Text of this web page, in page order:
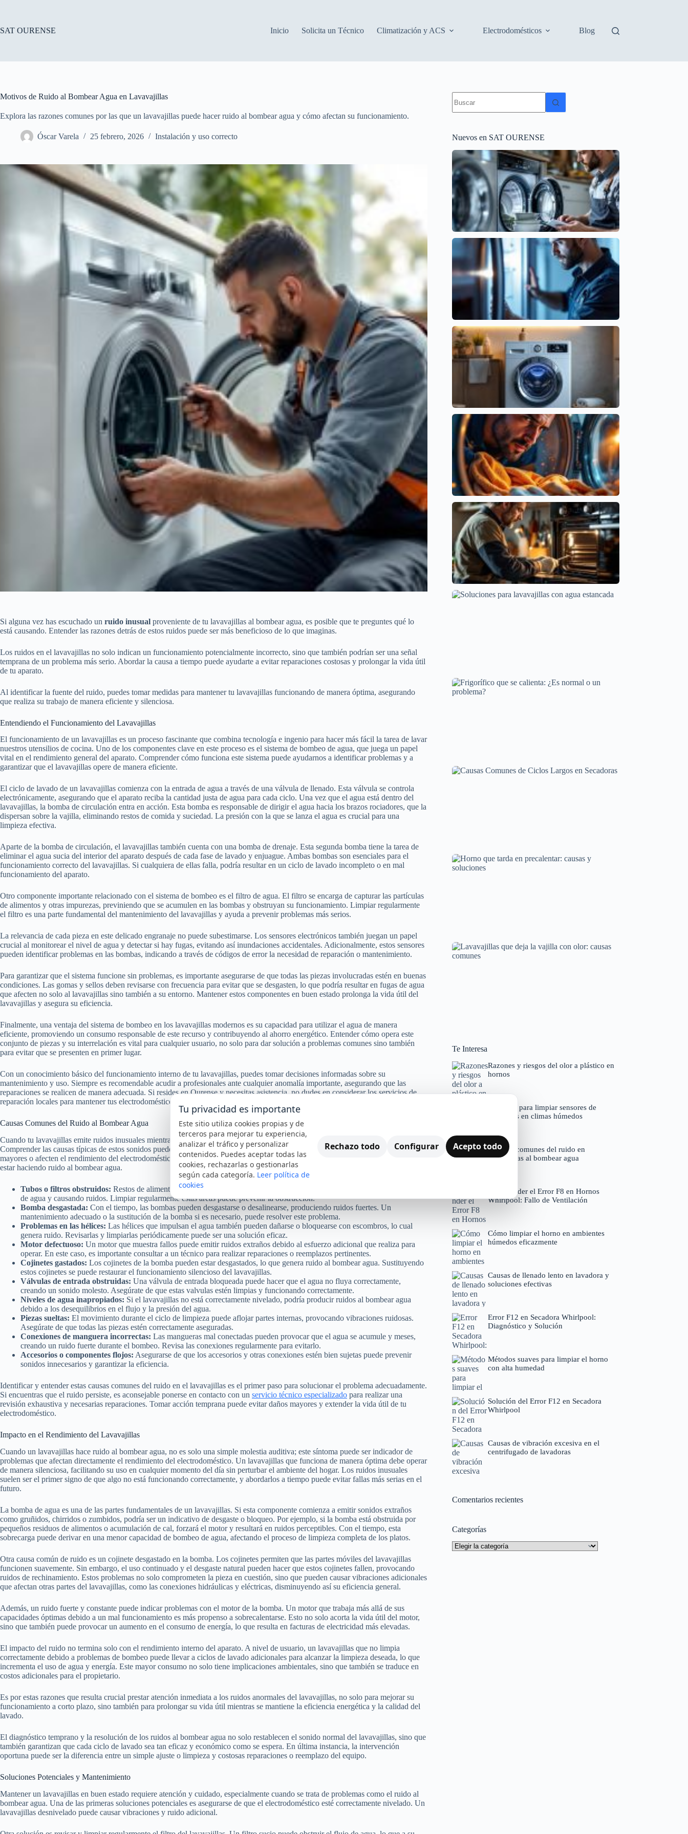
SAT OURENSE
Inicio Solicita un Técnico Climatización y ACS Electrodomésticos Blog
Motivos de Ruido al Bombear Agua en Lavavajillas
Explora las razones comunes por las que un lavavajillas puede hacer ruido al bombear agua y cómo afectan su funcionamiento.
Óscar Varela 25 febrero, 2026 Instalación y uso correcto
Si alguna vez has escuchado un ruido inusual proveniente de tu lavavajillas al bombear agua, es posible que te preguntes qué lo
está causando. Entender las razones detrás de estos ruidos puede ser más beneficioso de lo que imaginas.
Los ruidos en el lavavajillas no solo indican un funcionamiento potencialmente incorrecto, sino que también podrían ser una señal
temprana de un problema más serio. Abordar la causa a tiempo puede ayudarte a evitar reparaciones costosas y prolongar la vida útil
de tu aparato.
Al identificar la fuente del ruido, puedes tomar medidas para mantener tu lavavajillas funcionando de manera óptima, asegurando
que realiza su trabajo de manera eficiente y silenciosa.
Entendiendo el Funcionamiento del Lavavajillas
El funcionamiento de un lavavajillas es un proceso fascinante que combina tecnología e ingenio para hacer más fácil la tarea de lavar
nuestros utensilios de cocina. Uno de los componentes clave en este proceso es el sistema de bombeo de agua, que juega un papel
vital en el rendimiento general del aparato. Comprender cómo funciona este sistema puede ayudarnos a identificar problemas y a
garantizar que el lavavajillas opere de manera eficiente.
El ciclo de lavado de un lavavajillas comienza con la entrada de agua a través de una válvula de llenado. Esta válvula se controla
electrónicamente, asegurando que el aparato reciba la cantidad justa de agua para cada ciclo. Una vez que el agua está dentro del
lavavajillas, la bomba de circulación entra en acción. Esta bomba es responsable de dirigir el agua hacia los brazos rociadores, que la
dispersan sobre la vajilla, eliminando restos de comida y suciedad. La presión con la que se lanza el agua es crucial para una
limpieza efectiva.
Aparte de la bomba de circulación, el lavavajillas también cuenta con una bomba de drenaje. Esta segunda bomba tiene la tarea de
eliminar el agua sucia del interior del aparato después de cada fase de lavado y enjuague. Ambas bombas son esenciales para el
funcionamiento correcto del lavavajillas. Si cualquiera de ellas falla, podría resultar en un ciclo de lavado incompleto o en mal
funcionamiento del aparato.
Otro componente importante relacionado con el sistema de bombeo es el filtro de agua. El filtro se encarga de capturar las partículas
de alimentos y otras impurezas, previniendo que se acumulen en las bombas y obstruyan su funcionamiento. Limpiar regularmente
el filtro es una parte fundamental del mantenimiento del lavavajillas y ayuda a prevenir problemas más serios.
La relevancia de cada pieza en este delicado engranaje no puede subestimarse. Los sensores electrónicos también juegan un papel
crucial al monitorear el nivel de agua y detectar si hay fugas, evitando así inundaciones accidentales. Adicionalmente, estos sensores
pueden identificar problemas en las bombas, indicando a través de códigos de error la necesidad de reparación o mantenimiento.
Para garantizar que el sistema funcione sin problemas, es importante asegurarse de que todas las piezas involucradas estén en buenas
condiciones. Las gomas y sellos deben revisarse con frecuencia para evitar que se desgasten, lo que podría resultar en fugas de agua
que afecten no solo al lavavajillas sino también a su entorno. Mantener estos componentes en buen estado prolonga la vida útil del
lavavajillas y asegura su eficiencia.
Finalmente, una ventaja del sistema de bombeo en los lavavajillas modernos es su capacidad para utilizar el agua de manera
eficiente, promoviendo un consumo responsable de este recurso y contribuyendo al ahorro energético. Entender cómo opera este
conjunto de piezas y su interrelación es vital para cualquier usuario, no solo para dar solución a problemas comunes sino también
para evitar que se presenten en primer lugar.
Con un conocimiento básico del funcionamiento interno de tu lavavajillas, puedes tomar decisiones informadas sobre su
mantenimiento y uso. Siempre es recomendable acudir a profesionales ante cualquier anomalía importante, asegurando que las
reparaciones se realicen de manera adecuada. Si resides en Ourense y necesitas asistencia, no dudes en considerar los servicios de
reparación locales para mantener tus electrodomésticos en óptimas condiciones.
Causas Comunes del Ruido al Bombear Agua
Cuando tu lavavajillas emite ruidos inusuales mientras bombea agua, esto puede señalar diversos problemas subyacentes.
Comprender las causas típicas de estos sonidos puede ayudarte a identificar y solucionar problemas antes de que causen daños
mayores o afecten el rendimiento del electrodoméstico. Aquí exploramos las razones más comunes por las que tu lavavajillas podría
estar haciendo ruido al bombear agua.
Tubos o filtros obstruidos: Restos de alimentos y sedimentos pueden acumularse en los tubos y filtros, bloqueando el flujo
de agua y causando ruidos. Limpiar regularmente estas áreas puede prevenir la obstrucción.
Bomba desgastada: Con el tiempo, las bombas pueden desgastarse o desalinearse, produciendo ruidos fuertes. Un
mantenimiento adecuado o la sustitución de la bomba si es necesario, puede resolver este problema.
Problemas en las hélices: Las hélices que impulsan el agua también pueden dañarse o bloquearse con escombros, lo cual
genera ruido. Revisarlas y limpiarlas periódicamente puede ser una solución eficaz.
Motor defectuoso: Un motor que muestra fallos puede emitir ruidos extraños debido al esfuerzo adicional que realiza para
operar. En este caso, es importante consultar a un técnico para realizar reparaciones o reemplazos pertinentes.
Cojinetes gastados: Los cojinetes de la bomba pueden estar desgastados, lo que genera ruido al bombear agua. Sustituyendo
estos cojinetes se puede restaurar el funcionamiento silencioso del lavavajillas.
Válvulas de entrada obstruidas: Una válvula de entrada bloqueada puede hacer que el agua no fluya correctamente,
creando un sonido molesto. Asegúrate de que estas valvulas estén limpias y funcionando correctamente.
Niveles de agua inapropiados: Si el lavavajillas no está correctamente nivelado, podría producir ruidos al bombear agua
debido a los desequilibrios en el flujo y la presión del agua.
Piezas sueltas: El movimiento durante el ciclo de limpieza puede aflojar partes internas, provocando vibraciones ruidosas.
Asegúrate de que todas las piezas estén correctamente aseguradas.
Conexiones de manguera incorrectas: Las mangueras mal conectadas pueden provocar que el agua se acumule y meses,
creando un ruido fuerte durante el bombeo. Revisa las conexiones regularmente para evitarlo.
Accesorios o componentes flojos: Asegurarse de que los accesorios y otras conexiones estén bien sujetas puede prevenir
sonidos innecesarios y garantizar la eficiencia.
Identificar y entender estas causas comunes del ruido en el lavavajillas es el primer paso para solucionar el problema adecuadamente.
Si encuentras que el ruido persiste, es aconsejable ponerse en contacto con un servicio técnico especializado para realizar una
revisión exhaustiva y necesarias reparaciones. Tomar acción temprana puede evitar daños mayores y extender la vida útil de tu
electrodoméstico.
Impacto en el Rendimiento del Lavavajillas
Cuando un lavavajillas hace ruido al bombear agua, no es solo una simple molestia auditiva; este síntoma puede ser indicador de
problemas que afectan directamente el rendimiento del electrodoméstico. Un lavavajillas que funciona de manera óptima debe operar
de manera silenciosa, facilitando su uso en cualquier momento del día sin perturbar el ambiente del hogar. Los ruidos inusuales
suelen ser el primer signo de que algo no está funcionando correctamente, y abordarlos a tiempo puede evitar fallas más serias en el
futuro.
La bomba de agua es una de las partes fundamentales de un lavavajillas. Si esta componente comienza a emitir sonidos extraños
como gruñidos, chirridos o zumbidos, podría ser un indicativo de desgaste o bloqueo. Por ejemplo, si la bomba está obstruida por
pequeños residuos de alimentos o acumulación de cal, forzará el motor y resultará en ruidos perceptibles. Con el tiempo, esta
sobrecarga puede derivar en una menor capacidad de bombeo de agua, afectando el proceso de limpieza completa de los platos.
Otra causa común de ruido es un cojinete desgastado en la bomba. Los cojinetes permiten que las partes móviles del lavavajillas
funcionen suavemente. Sin embargo, el uso continuado y el desgaste natural pueden hacer que estos cojinetes fallen, provocando
ruidos de rechinamiento. Estos problemas no solo comprometen la pieza en cuestión, sino que pueden causar vibraciones adicionales
que afectan otras partes del lavavajillas, como las conexiones hidráulicas y eléctricas, disminuyendo así su eficiencia general.
Además, un ruido fuerte y constante puede indicar problemas con el motor de la bomba. Un motor que trabaja más allá de sus
capacidades óptimas debido a un mal funcionamiento es más propenso a sobrecalentarse. Esto no solo acorta la vida útil del motor,
sino que también puede provocar un aumento en el consumo de energía, lo que resulta en facturas de electricidad más elevadas.
El impacto del ruido no termina solo con el rendimiento interno del aparato. A nivel de usuario, un lavavajillas que no limpia
correctamente debido a problemas de bombeo puede llevar a ciclos de lavado adicionales para alcanzar la limpieza deseada, lo que
incrementa el uso de agua y energía. Este mayor consumo no solo tiene implicaciones ambientales, sino que también se traduce en
costos adicionales para el propietario.
Es por estas razones que resulta crucial prestar atención inmediata a los ruidos anormales del lavavajillas, no solo para mejorar su
funcionamiento a corto plazo, sino también para prolongar su vida útil mientras se mantiene la eficiencia energética y la calidad del
lavado.
El diagnóstico temprano y la resolución de los ruidos al bombear agua no solo restablecen el sonido normal del lavavajillas, sino que
también garantizan que cada ciclo de lavado sea tan eficaz y económico como se espera. En última instancia, la intervención
oportuna puede ser la diferencia entre un simple ajuste o limpieza y costosas reparaciones o reemplazo del equipo.
Soluciones Potenciales y Mantenimiento
Mantener un lavavajillas en buen estado requiere atención y cuidado, especialmente cuando se trata de problemas como el ruido al
bombear agua. Una de las primeras soluciones potenciales es asegurarse de que el electrodoméstico esté correctamente nivelado. Un
lavavajillas desnivelado puede causar vibraciones y ruido adicional.
resultados
Nuevos en SAT OURENSE
Causas del Lavavajillas que Tarda Demasiado en
Terminar
Cointra
Comprender el error EC en frigorífico LG y sus
síntomas
Códigos de error por marcas
Lavadora que marca tiempos incorrectos: fallos
comunes
Averías frecuentes en electrodomésticos
Problemas de Temperatura en Secadoras: Causas
y Soluciones
Averías frecuentes en electrodomésticos
Por Qué Tu Horno Se Apaga a Mitad de Cocción
Soluciones para lavavajillas con agua estancada
Mantenimiento y cuidado
Frigorífico que se calienta: ¿Es normal o un
Causas Comunes de Ciclos Largos en Secadoras
Averías frecuentes en electrodomésticos
Horno que tarda en precalentar: causas y
soluciones
Códigos de error por marcas
Te Interesa
Razones y riesgos del olor a plástico en
hornos
Consejos para limpiar sensores de
secadoras en climas húmedos
Motivos comunes del ruido en
lavavajillas al bombear agua
Comprender el Error F8 en Hornos
Whirlpool: Fallo de Ventilación
Cómo limpiar el horno en ambientes
húmedos eficazmente
Causas de llenado lento en lavadora y
soluciones efectivas
Error F12 en Secadora Whirlpool:
Diagnóstico y Solución
Métodos suaves para limpiar el horno
con alta humedad
Solución del Error F12 en Secadora
Whirlpool
Causas de vibración excesiva en el
centrifugado de lavadoras
Comentarios recientes
Categorías
Categorías
Tu privacidad es importante
Este sitio utiliza cookies propias y de
terceros para mejorar tu experiencia,
analizar el tráfico y personalizar
contenidos. Puedes aceptar todas las
cookies, rechazarlas o gestionarlas
según cada categoría. Leer política de
cookies
Rechazo todo Configurar Acepto todo